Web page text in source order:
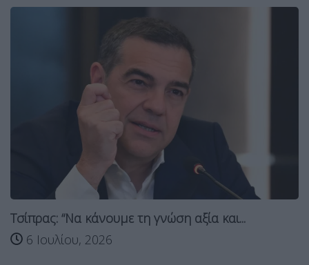
Τσίπρας: “Να κάνουμε τη γνώση αξία και...
6 Ιουλίου, 2026